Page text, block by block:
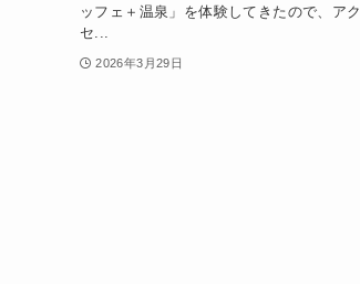
ッフェ＋温泉」を体験してきたので、アク
セ...
2026年3月29日